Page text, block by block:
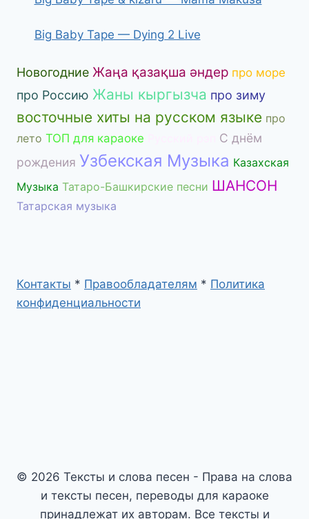
Big Baby Tape — Dying 2 Live
Новогодние Жаңа қазақша әндер про море
про Россию Жаны кыргызча про зиму
восточные хиты на русском языке про
лето ТОП для караоке
С днём
рождения Узбекская Музыка Казахская
Музыка Татаро-Башкирские песни ШАНСОН
Татарская музыка
Контакты * Правообладателям * Политика
конфиденциальности
© 2026 Тексты и слова песен - Права на слова
и тексты песен, переводы для караоке
принадлежат их авторам. Все тексты и